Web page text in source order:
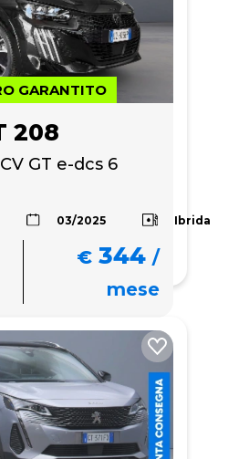
GARANTITO
208
GT e-dcs 6
03/2025 Ibrida
€ 344 /
mese